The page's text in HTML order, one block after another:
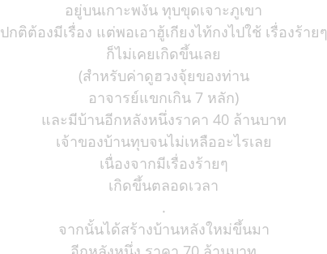
อยู่บนเกาะพงัน ทุบขุดเจาะภูเขา
ปกติต้องมีเรื่อง แต่พอเอาฮู้เกียงไท้กงไปใช้ เรื่องร้ายๆ
ก็ไม่เคยเกิดขึ้นเลย
(สำหรับค่าดูฮวงจุ้ยของท่าน
อาจารย์แขกเกิน 7 หลัก)
และมีบ้านอีกหลังหนึ่งราคา 40 ล้านบาท
เจ้าของบ้านทุบจนไม่เหลืออะไรเลย
เนื่องจากมีเรื่องร้ายๆ
เกิดขึ้นตลอดเวลา
.
จากนั้นได้สร้างบ้านหลังใหม่ขึ้นมา